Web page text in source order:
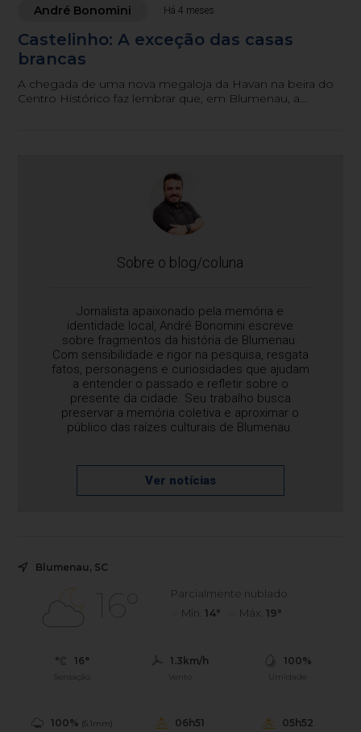
André Bonomini Há 4 meses
Castelinho: A exceção das casas
brancas
A chegada de uma nova megaloja da Havan na beira do
Centro Histórico faz lembrar que, em Blumenau, a
Sobre o blog/coluna
Jornalista apaixonado pela memória e
identidade local, André Bonomini escreve
sobre fragmentos da história de Blumenau.
Com sensibilidade e rigor na pesquisa, resgata
fatos, personagens e curiosidades que ajudam
a entender o passado e refletir sobre o
presente da cidade. Seu trabalho busca
preservar a memória coletiva e aproximar o
público das raízes culturais de Blumenau.
Ver notícias
Blumenau, SC
16°
Parcialmente nublado
Mín. 14° Máx. 19°
16°
Sensação
1.3km/h
Vento
100%
Umidade
100% (5.1mm)
06h51 05h52